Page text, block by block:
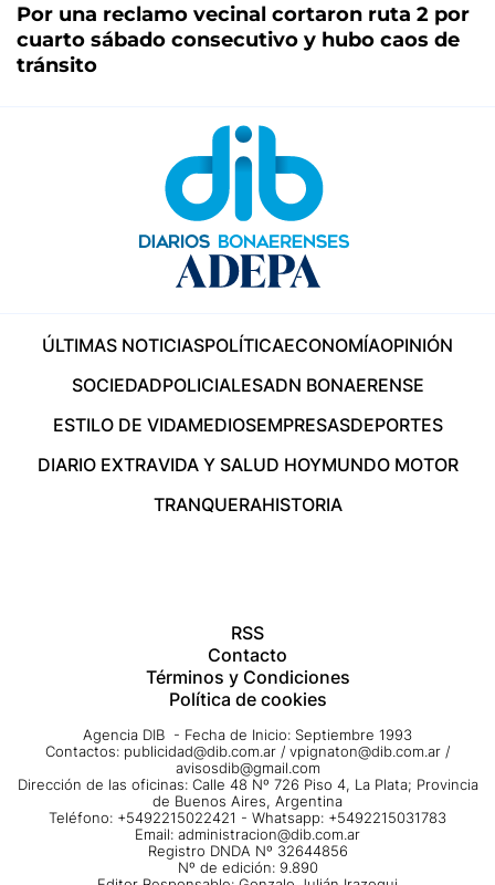
Por una reclamo vecinal cortaron ruta 2 por
cuarto sábado consecutivo y hubo caos de
tránsito
ÚLTIMAS NOTICIASPOLÍTICAECONOMÍAOPINIÓN
SOCIEDADPOLICIALESADN BONAERENSE
ESTILO DE VIDAMEDIOSEMPRESASDEPORTES
DIARIO EXTRAVIDA Y SALUD HOYMUNDO MOTOR
TRANQUERAHISTORIA
RSS
Contacto
Términos y Condiciones
Política de cookies
Agencia DIB - Fecha de Inicio: Septiembre 1993
Contactos: publicidad@dib.com.ar / vpignaton@dib.com.ar /
avisosdib@gmail.com
Dirección de las oficinas: Calle 48 Nº 726 Piso 4, La Plata; Provincia
de Buenos Aires, Argentina
Teléfono: +5492215022421 - Whatsapp: +5492215031783
Email: administracion@dib.com.ar
Registro DNDA Nº 32644856
Nº de edición: 9.890